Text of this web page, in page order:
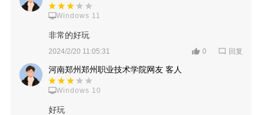
Windows 11
非常的好玩
2024/2/20 11:05:31 0 回复
河南郑州郑州职业技术学院网友 客人
Windows 10
好玩